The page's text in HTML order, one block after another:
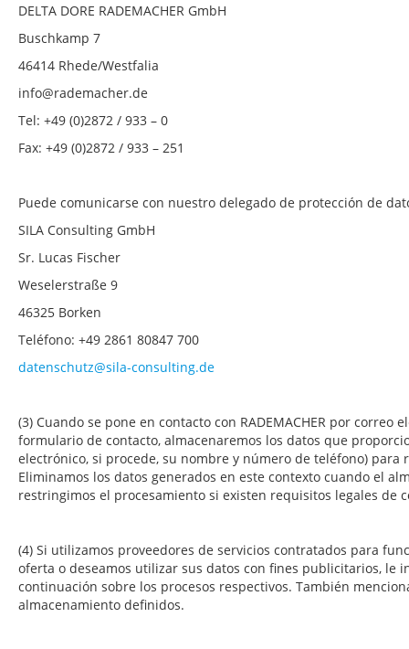
DELTA DORE RADEMACHER GmbH
Buschkamp 7
46414 Rhede/Westfalia
info@rademacher.de
Tel: +49 (0)2872 / 933 – 0
Fax: +49 (0)2872 / 933 – 251
Puede comunicarse con nuestro delegado de protección de
SILA Consulting GmbH
Sr. Lucas Fischer
Weselerstraße 9
46325 Borken
Teléfono: +49 2861 80847 700
datenschutz@sila-consulting.de
(3) Cuando se pone en contacto con RADEMACHER por correo
formulario de contacto, almacenaremos los datos que
electrónico, si procede, su nombre y número de teléfono) para
Eliminamos los datos generados en este contexto cuando el
restringimos el procesamiento si existen requisitos legales de
(4) Si utilizamos proveedores de servicios contratados para
oferta o deseamos utilizar sus datos con fines publicitarios, le
continuación sobre los procesos respectivos. También
almacenamiento definidos.